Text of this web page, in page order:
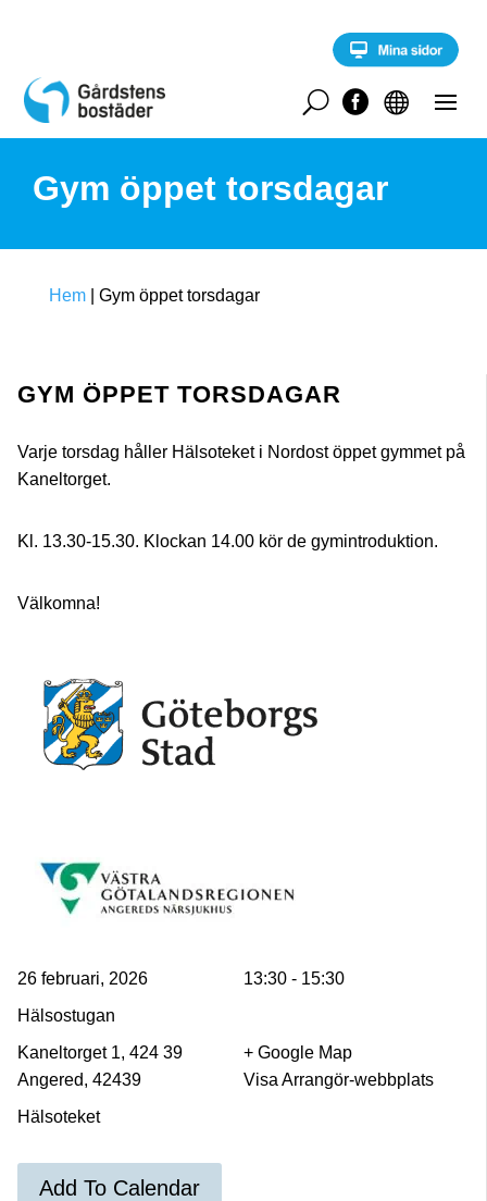
c
n


U
Gym öppet torsdagar
Hem Gym öppet torsdagar
GYM ÖPPET TORSDAGAR
Varje torsdag håller Hälsoteket i Nordost öppet gymmet på
Kaneltorget.
Kl. 13.30-15.30. Klockan 14.00 kör de gymintroduktion.
Välkomna!
26 februari, 2026
13:30 - 15:30
Hälsostugan
Kaneltorget 1, 424 39
Angered, 42439
+ Google Map
Hälsoteket
Visa Arrangör-webbplats
Add To Calendar